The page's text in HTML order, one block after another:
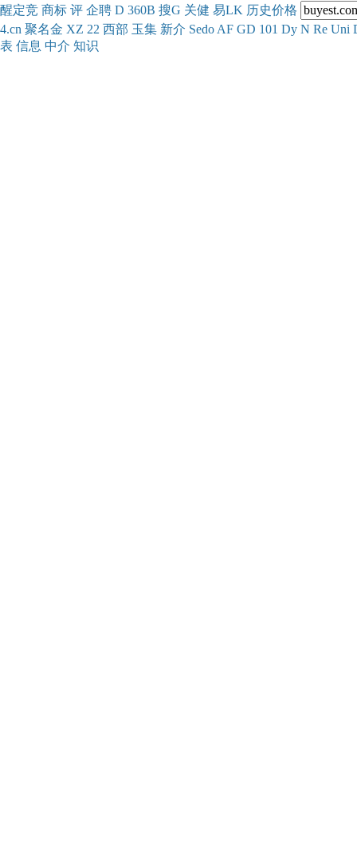
醒定竞 商标 评 企聘 D 360B 搜G 关健 易LK 历史价格
4.cn 聚名金 XZ 22 西部 玉集 新介 Sedo AF GD 101 Dy N Re Uni
表 信息 中介 知识